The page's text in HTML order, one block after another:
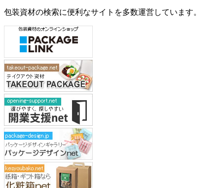
包装資材の検索に便利なサイトを多数運営しています。